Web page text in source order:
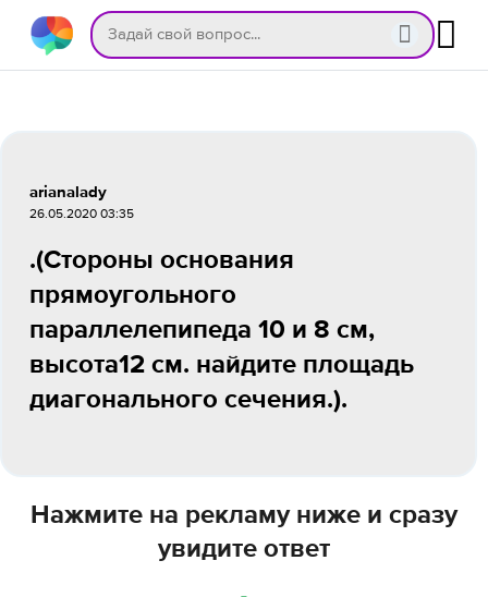
arianalady
26.05.2020 03:35
.(Стороны основания
прямоугольного
параллелепипеда 10 и 8 см,
высота12 см. найдите площадь
диагонального сечения.).
Нажмите на рекламу ниже и сразу
увидите ответ